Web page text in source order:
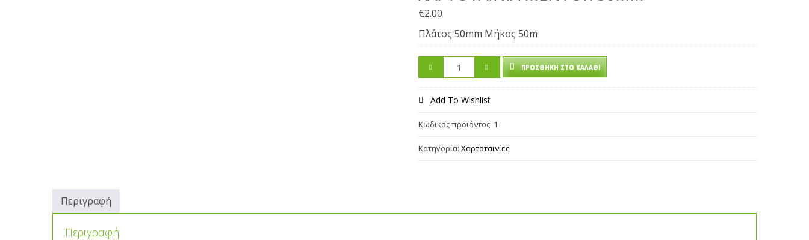
€2.00
Πλάτος 50mm Μήκος 50m
ΠΡΟΣΘΉΚΗ ΣΤΟ ΚΑΛΆΘΙ
Add To Wishlist
Κωδικός προϊόντος: 1
Κατηγορία:Χαρτοταινίες
Περιγραφή
Περιγραφή